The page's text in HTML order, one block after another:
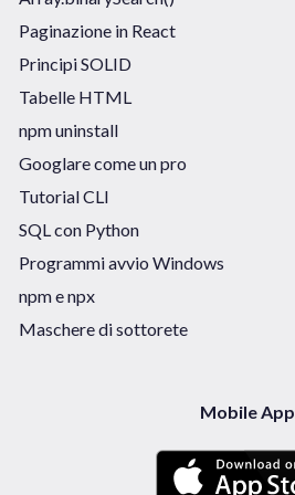
Paginazione in React
Principi SOLID
Tabelle HTML
npm uninstall
Googlare come un pro
Tutorial CLI
SQL con Python
Programmi avvio Windows
npm e npx
Maschere di sottorete
Mobile App